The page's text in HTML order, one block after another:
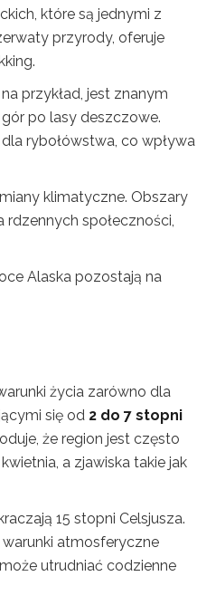
które są jednymi z
przyrody, oferuje
przykład, jest znanym
po lasy deszczowe.
rybołówstwa, co wpływa
klimatyczne. Obszary
społeczności,
Alaska pozostają na
życia zarówno dla
się od 2 do 7 stopni
że region jest często
a zjawiska takie jak
15 stopni Celsjusza.
warunki atmosferyczne
utrudniać codzienne